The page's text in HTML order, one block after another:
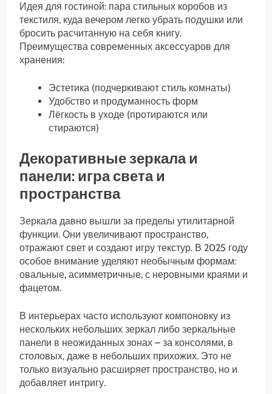
Идея для гостиной: пара стильных коробов из
текстиля, куда вечером легко убрать подушки или
бросить расчитанную на себя книгу.
Преимущества современных аксессуаров для
хранения:
Эстетика (подчеркивают стиль комнаты)
Удобство и продуманность форм
Лёгкость в уходе (протираются или
стираются)
Декоративные зеркала и
панели: игра света и
пространства
Зеркала давно вышли за пределы утилитарной
функции. Они увеличивают пространство,
отражают свет и создают игру текстур. В 2025 году
особое внимание уделяют необычным формам:
овальные, асимметричные, с неровными краями и
фацетом.
В интерьерах часто используют компоновку из
нескольких небольших зеркал либо зеркальные
панели в неожиданных зонах – за консолями, в
столовых, даже в небольших прихожих. Это не
только визуально расширяет пространство, но и
добавляет интригу.